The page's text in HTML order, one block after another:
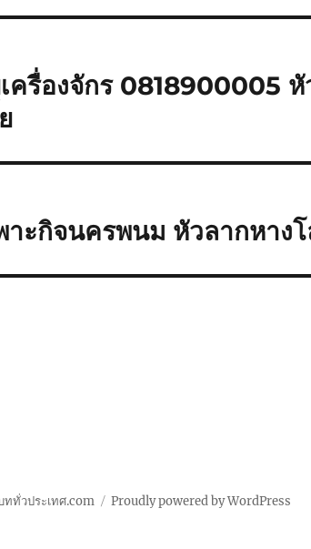
ครื่องจักร 0818900005 หั
าะกิจนครพนม หัวลากหาง
ททั่วประเทศ.com Proudly powered by WordPress